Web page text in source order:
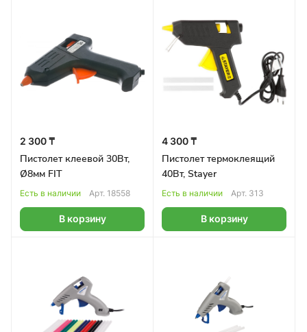
2 300 ₸
Пистолет клеевой 30Вт,
Ø8мм FIT
Есть в наличии Арт. 18558
В корзину
4 300 ₸
Пистолет термоклеящий
40Вт, Stayer
Есть в наличии Арт. 313
В корзину